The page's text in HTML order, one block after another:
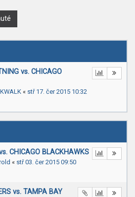
vs. CHICAGO
« stř 17. čer 2015 10:32
CHICAGO BLACKHAWKS
« stř 03. čer 2015 09:50
vs. TAMPA BAY